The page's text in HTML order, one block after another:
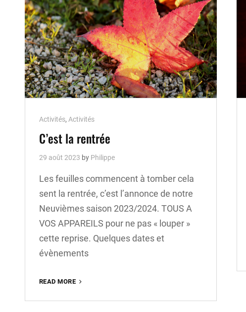
Cat
Links
Activités, Activités
C’est la rentrée
29 août 2023 by Philippe
Les feuilles commencent à tomber cela
sent la rentrée, c’est l’annonce de notre
Neuvièmes saison 2023/2024. TOUS A
VOS APPAREILS pour ne pas « louper »
cette reprise. Quelques dates et
évènements
READ MORE
RENTRÉE